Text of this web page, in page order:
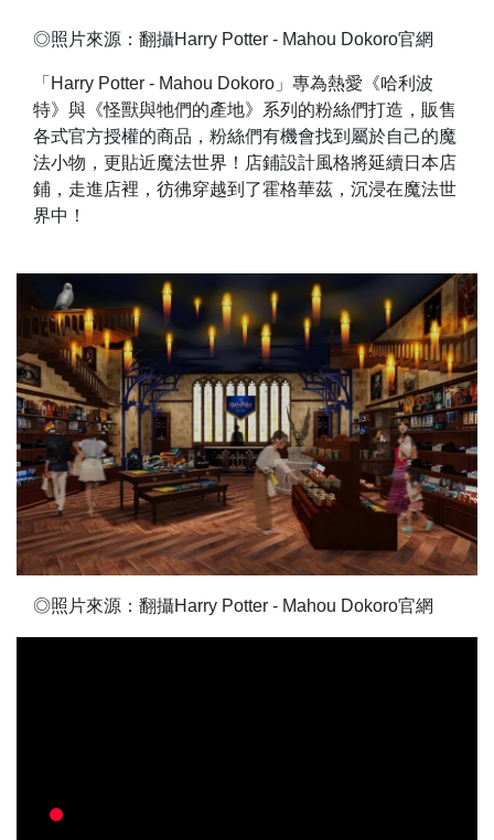
◎照片來源：翻攝Harry Potter - Mahou Dokoro官網
「Harry Potter - Mahou Dokoro」專為熱愛《哈利波
特》與《怪獸與牠們的產地》系列的粉絲們打造，販售
各式官方授權的商品，粉絲們有機會找到屬於自己的魔
法小物，更貼近魔法世界！店鋪設計風格將延續日本店
鋪，走進店裡，彷彿穿越到了霍格華茲，沉浸在魔法世
界中！
◎照片來源：翻攝Harry Potter - Mahou Dokoro官網